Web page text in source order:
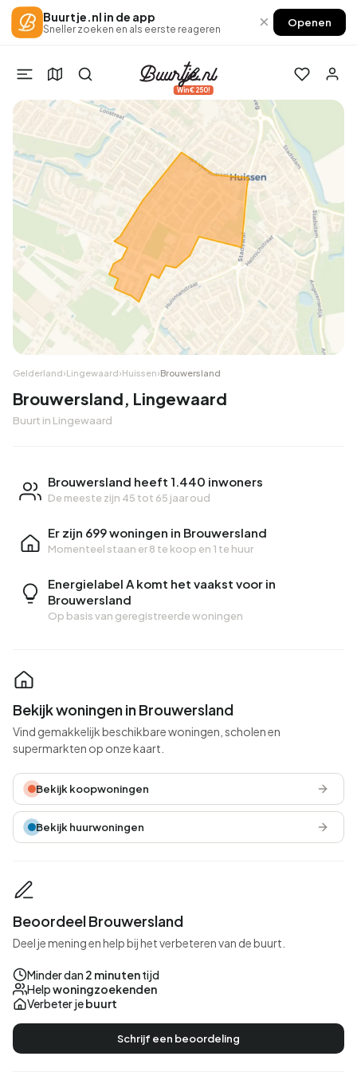
Buurtje.nl in de app
Sneller zoeken en als eerste reageren × Openen
Win €250!
Gelderland›Lingewaard›Huissen›Brouwersland
Brouwersland, Lingewaard
Buurt in Lingewaard
Brouwersland heeft 1.440 inwoners
De meeste zijn 45 tot 65 jaar oud
Er zijn 699 woningen in Brouwersland
Momenteel staan er8 te koop en 1 te huur
Energielabel A komt het vaakst voor in
Brouwersland
Op basis van geregistreerde woningen
Bekijk woningen in Brouwersland
Vind gemakkelijk beschikbare woningen, scholen en
supermarkten op onze kaart.
Bekijk koopwoningen
Bekijk huurwoningen
Beoordeel Brouwersland
Deel je mening en help bij het verbeteren van de buurt.
Minder dan 2 minutentijd
Helpwoningzoekenden
Verbeter jebuurt
Schrijf een beoordeling